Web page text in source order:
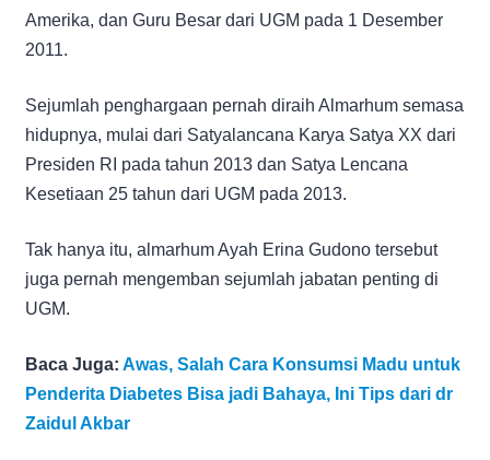
Amerika, dan Guru Besar dari UGM pada 1 Desember
2011.
Sejumlah penghargaan pernah diraih Almarhum semasa
hidupnya, mulai dari Satyalancana Karya Satya XX dari
Presiden RI pada tahun 2013 dan Satya Lencana
Kesetiaan 25 tahun dari UGM pada 2013.
Tak hanya itu, almarhum Ayah Erina Gudono tersebut
juga pernah mengemban sejumlah jabatan penting di
UGM.
Baca Juga: Awas, Salah Cara Konsumsi Madu untuk
Penderita Diabetes Bisa jadi Bahaya, Ini Tips dari dr
Zaidul Akbar